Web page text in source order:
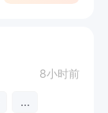
8小时前
...